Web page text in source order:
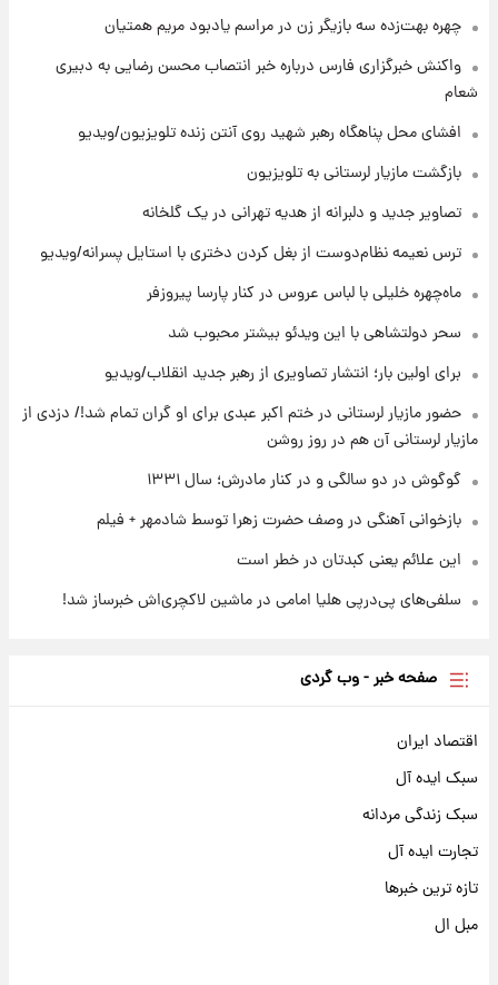
۸ ساعت پیش
۹ ساعت پیش
قیمت محصولات ایران‌خودرو و سایپا امروز شنبه
۱۷ مرداد ۱۴۰۵
یک پیش ‌بینی مهم برای قیمت دلار، طلا و سکه
۲۳ ساعت پیش
تیم را ترک کرد!
چهره بهت‌زده سه بازیگر زن در مراسم یادبود مریم همتیان
واکنش خبرگزاری فارس درباره خبر انتصاب محسن رضایی به دبیری
شعام
افشای محل پناهگاه‌ رهبر شهید روی آنتن زنده تلویزیون/ویدیو
بازگشت مازیار لرستانی به تلویزیون
تصاویر جدید و دلبرانه از هدیه تهرانی در یک گلخانه
ترس نعیمه نظام‌دوست از بغل کردن دختری با استایل پسرانه/ویدیو
ماه‌چهره خلیلی با لباس عروس در کنار پارسا پیروزفر
سحر دولتشاهی با این ویدئو بیشتر محبوب شد
برای اولین بار؛ انتشار تصاویری از رهبر جدید انقلاب/ویدیو
حضور مازیار لرستانی در ختم اکبر عبدی برای او گران تمام شد!/ دزدی از
مازیار لرستانی آن هم در روز روشن
گوگوش در دو سالگی و در کنار مادرش؛ سال ۱۳۳۱
بازخوانی آهنگی در وصف حضرت زهرا توسط شادمهر + فیلم
این علائم یعنی کبدتان در خطر است
سلفی‌های پی‌درپی هلیا امامی در ماشین لاکچری‌اش خبرساز شد!
صفحه خبر - وب گردی
اقتصاد ایران
سبک ایده آل
سبک زندگی مردانه
تجارت ایده آل
تازه ترین خبرها
مبل ال